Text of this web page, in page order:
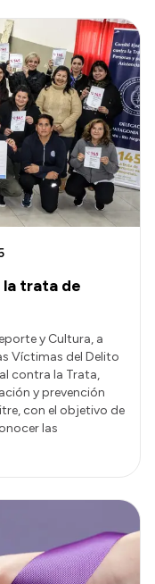
trata de
y Cultura, a
Víctimas del Delito
contra la Trata,
y prevención
con el objetivo de
las